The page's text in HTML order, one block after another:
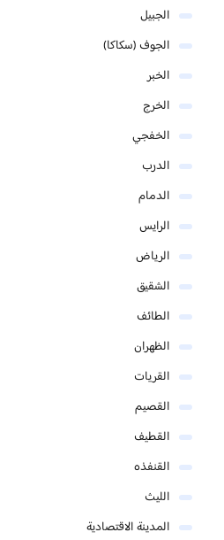
الجبيل
الجوف (سكاكا)
الخبر
الخرج
الخفجي
الدرب
الدمام
الرايس
الرياض
الشقيق
الطائف
الظهران
القريات
القصيم
القطيف
القنفذه
الليث
المدينة الاقتصادية